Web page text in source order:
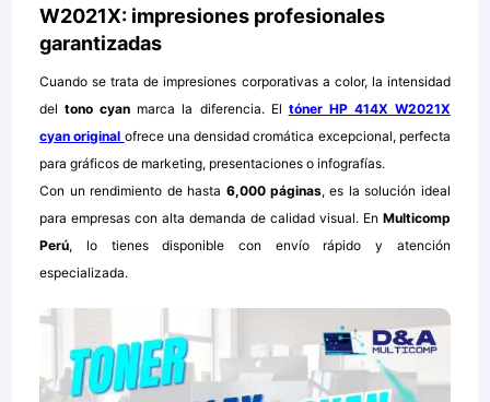
W2021X: impresiones profesionales
garantizadas
Cuando se trata de impresiones corporativas a color, la intensidad
deltono cyan marca la diferencia. El tóner HP 414X W2021X
cyan original ofrece una densidad cromática excepcional, perfecta
para gráficos de marketing, presentaciones o infografías.
Con un rendimiento de hasta 6,000 páginas, es la solución ideal
para empresas con alta demanda de calidad visual. En Multicomp
Perú, lo tienes disponible con envío rápido y atención
especializada.